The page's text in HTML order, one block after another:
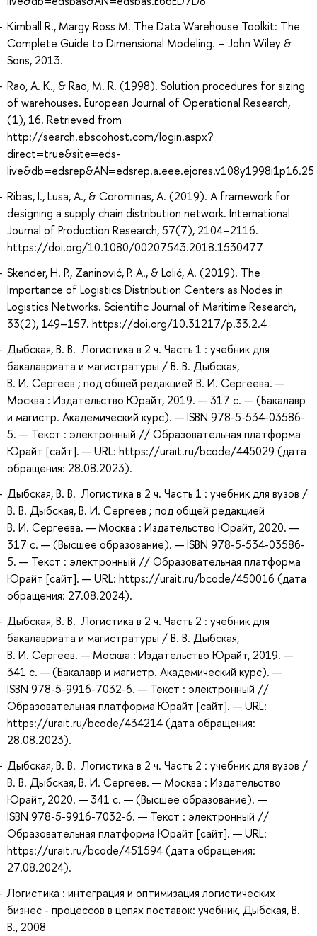
Kimball R., Margy Ross M. The Data Warehouse Toolkit: The
Complete Guide to Dimensional Modeling. – John Wiley &
Sons, 2013.
Rao, A. K., & Rao, M. R. (1998). Solution procedures for sizing
of warehouses. European Journal of Operational Research,
(1), 16. Retrieved from
http://search.ebscohost.com/login.aspx?
direct=true&site=eds-
live&db=edsrep&AN=edsrep.a.eee.ejores.v108y1998i1p16.25
Ribas, I., Lusa, A., & Corominas, A. (2019). A framework for
designing a supply chain distribution network. International
Journal of Production Research, 57(7), 2104–2116.
https://doi.org/10.1080/00207543.2018.1530477
Skender, H. P., Zaninović, P. A., & Lolić, A. (2019). The
Importance of Logistics Distribution Centers as Nodes in
Logistics Networks. Scientific Journal of Maritime Research,
33(2), 149–157. https://doi.org/10.31217/p.33.2.4
Дыбская, В. В. Логистика в 2 ч. Часть 1 : учебник для
бакалавриата и магистратуры / В. В. Дыбская,
В. И. Сергеев ; под общей редакцией В. И. Сергеева. —
Москва : Издательство Юрайт, 2019. — 317 с. — (Бакалавр
и магистр. Академический курс). — ISBN 978-5-534-03586-
5. — Текст : электронный // Образовательная платформа
Юрайт [сайт]. — URL: https://urait.ru/bcode/445029 (дата
обращения: 28.08.2023).
Дыбская, В. В. Логистика в 2 ч. Часть 1 : учебник для вузов /
В. В. Дыбская, В. И. Сергеев ; под общей редакцией
В. И. Сергеева. — Москва : Издательство Юрайт, 2020. —
317 с. — (Высшее образование). — ISBN 978-5-534-03586-
5. — Текст : электронный // Образовательная платформа
Юрайт [сайт]. — URL: https://urait.ru/bcode/450016 (дата
обращения: 27.08.2024).
Дыбская, В. В. Логистика в 2 ч. Часть 2 : учебник для
бакалавриата и магистратуры / В. В. Дыбская,
В. И. Сергеев. — Москва : Издательство Юрайт, 2019. —
341 с. — (Бакалавр и магистр. Академический курс). —
ISBN 978-5-9916-7032-6. — Текст : электронный //
Образовательная платформа Юрайт [сайт]. — URL:
https://urait.ru/bcode/434214 (дата обращения:
28.08.2023).
Дыбская, В. В. Логистика в 2 ч. Часть 2 : учебник для вузов /
В. В. Дыбская, В. И. Сергеев. — Москва : Издательство
Юрайт, 2020. — 341 с. — (Высшее образование). —
ISBN 978-5-9916-7032-6. — Текст : электронный //
Образовательная платформа Юрайт [сайт]. — URL:
https://urait.ru/bcode/451594 (дата обращения:
27.08.2024).
Логистика : интеграция и оптимизация логистических
бизнес - процессов в цепях поставок: учебник, Дыбская, В.
В., 2008